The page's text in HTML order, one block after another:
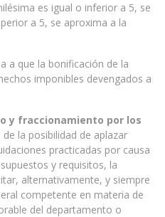
es igual o inferior a 5, se
a 5, se aproxima a la
a que la bonificación de la
imponibles devengados a
y fraccionamiento por los
de la posibilidad de aplazar
practicadas por causa
y requisitos, la
alternativamente, y siempre
competente en materia de
del departamento o